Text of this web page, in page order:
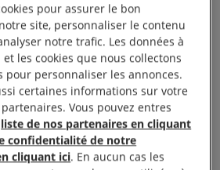
(obligatoire)
pour assurer le bon
site, personnaliser le contenu
notre trafic. Les données à
les cookies que nous collectons
pour personnaliser les annonces.
certaines informations sur votre
Vous pouvez entres
liste de nos partenaires en cliquant
confidentialité de notre
cliquant ici. En aucun cas les